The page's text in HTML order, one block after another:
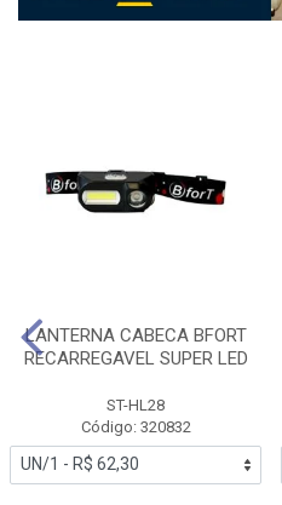
LANTERNA CABECA BFORT
RECARREGAVEL SUPER LED
ST-HL28
Código: 320832